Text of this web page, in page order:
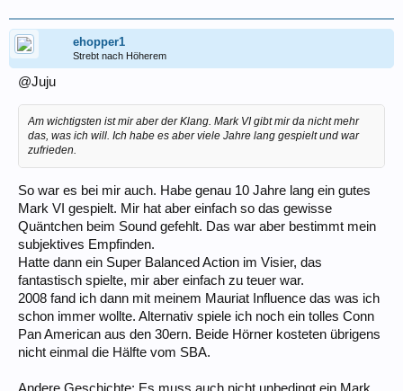
ehopper1
Strebt nach Höherem
@Juju
Am wichtigsten ist mir aber der Klang. Mark VI gibt mir da nicht mehr
das, was ich will. Ich habe es aber viele Jahre lang gespielt und war
zufrieden.
So war es bei mir auch. Habe genau 10 Jahre lang ein gutes
Mark VI gespielt. Mir hat aber einfach so das gewisse
Quäntchen beim Sound gefehlt. Das war aber bestimmt mein
subjektives Empfinden.
Hatte dann ein Super Balanced Action im Visier, das
fantastisch spielte, mir aber einfach zu teuer war.
2008 fand ich dann mit meinem Mauriat Influence das was ich
schon immer wollte. Alternativ spiele ich noch ein tolles Conn
Pan American aus den 30ern. Beide Hörner kosteten übrigens
nicht einmal die Hälfte vom SBA.
Andere Geschichte: Es muss auch nicht unbedingt ein Mark